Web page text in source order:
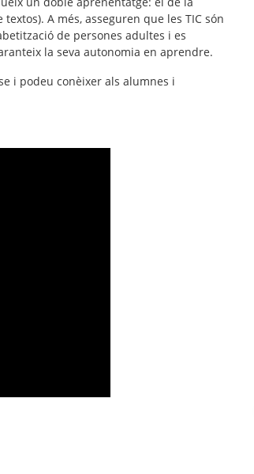
A més, asseguren que les TIC són
de persones adultes i es
la seva autonomia en aprendre.
i podeu conèixer als alumnes i